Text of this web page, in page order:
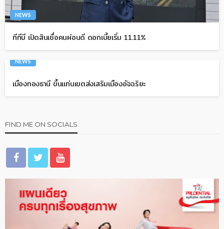
NEWS
ทีทีบี เปิดสินเชื่อคนผ่อนดี ดอกเบี้ยเริ่ม 11.11%
NEWS
เมืองทองธานี ขึ้นแท่นเขตส่งเสริมเมืองอัจฉริยะ
FIND ME ON SOCIALS